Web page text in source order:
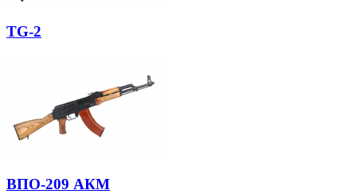
TG-2
ВПО-209 АКМ